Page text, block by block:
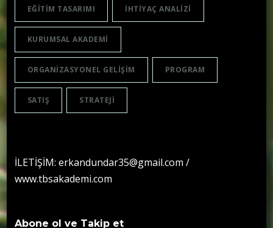
EĞITIM TASARIMI IHTIYAÇ ANALIZI
KURUMSAL AKADEMI
ORGANIZASYONEL GELIŞIM PROGRAM
SATIŞ STRATEJI
İLETİŞİM: erkandundar35@gmail.com /
www.tbsakademi.com
Abone ol ve Takip et